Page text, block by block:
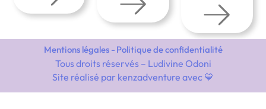
Mentions légales - Politique de confidentialité
Tous droits réservés – Ludivine Odoni
Site réalisé par kenzadventure avec 💙